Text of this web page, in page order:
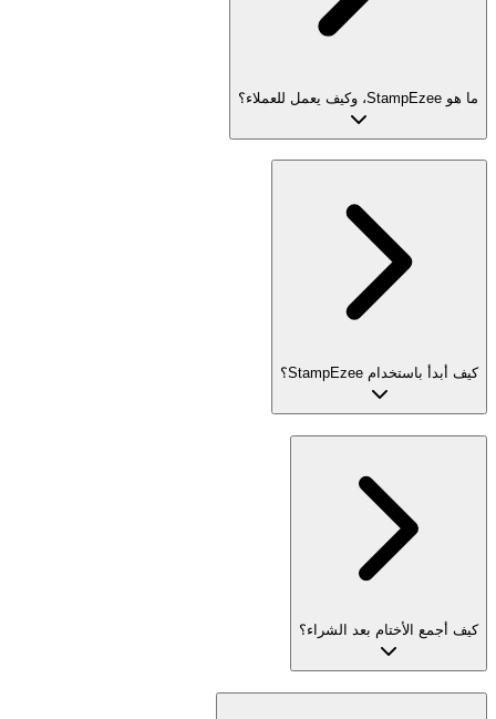
ما هو StampEzee، وكيف يعمل للعملاء؟
كيف أبدأ باستخدام StampEzee؟
كيف أجمع الأختام بعد الشراء؟